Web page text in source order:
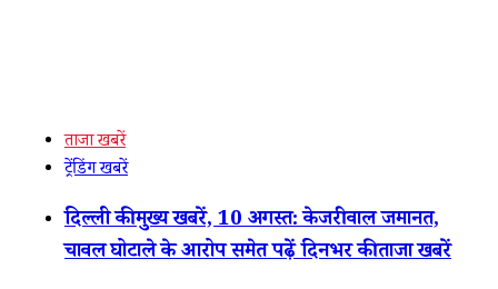
ताजा खबरें
ट्रेंडिंग खबरें
दिल्ली की मुख्य खबरें, 10 अगस्त: केजरीवाल जमानत,
चावल घोटाले के आरोप समेत पढ़ें दिनभर की ताजा खबरें